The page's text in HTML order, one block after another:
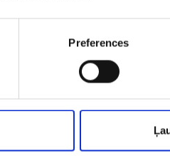
Preferences
Auskari 145/5045
€ 6.50
PIEVIENOT GROZAM